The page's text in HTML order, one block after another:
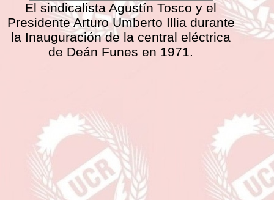
El sindicalista Agustín Tosco y el
Presidente Arturo Umberto Illia durante
la Inauguración de la central eléctrica
de Deán Funes en 1971.